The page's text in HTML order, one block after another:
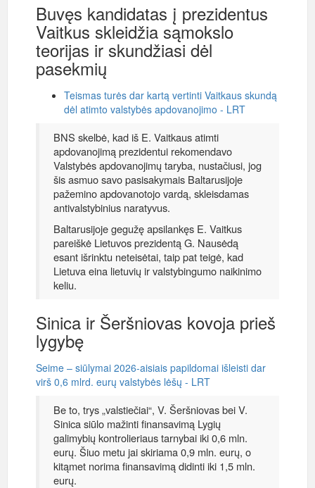
Buvęs kandidatas į prezidentus
Vaitkus skleidžia sąmokslo
teorijas ir skundžiasi dėl
pasekmių
Teismas turės dar kartą vertinti Vaitkaus skundą
dėl atimto valstybės apdovanojimo - LRT
BNS skelbė, kad iš E. Vaitkaus atimti
apdovanojimą prezidentui rekomendavo
Valstybės apdovanojimų taryba, nustačiusi, jog
šis asmuo savo pasisakymais Baltarusijoje
pažemino apdovanotojo vardą, skleisdamas
antivalstybinius naratyvus.
Baltarusijoje gegužę apsilankęs E. Vaitkus
pareiškė Lietuvos prezidentą G. Nausėdą
esant išrinktu neteisėtai, taip pat teigė, kad
Lietuva eina lietuvių ir valstybingumo naikinimo
keliu.
Sinica ir Šeršniovas kovoja prieš
lygybę
Seime – siūlymai 2026-aisiais papildomai išleisti dar
virš 0,6 mlrd. eurų valstybės lėšų - LRT
Be to, trys „valstiečiai“, V. Šeršniovas bei V.
Sinica siūlo mažinti finansavimą Lygių
galimybių kontrolieriaus tarnybai iki 0,6 mln.
eurų. Šiuo metu jai skiriama 0,9 mln. eurų, o
kitąmet norima finansavimą didinti iki 1,5 mln.
eurų.